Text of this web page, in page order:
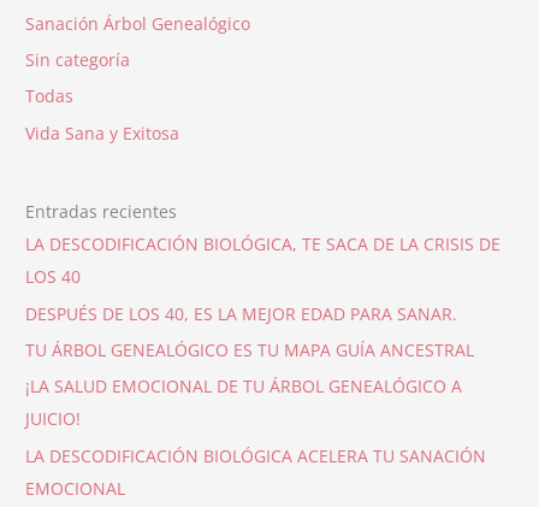
Sanación Árbol Genealógico
Sin categoría
Todas
Vida Sana y Exitosa
Entradas recientes
LA DESCODIFICACIÓN BIOLÓGICA, TE SACA DE LA CRISIS DE
LOS 40
DESPUÉS DE LOS 40, ES LA MEJOR EDAD PARA SANAR.
TU ÁRBOL GENEALÓGICO ES TU MAPA GUÍA ANCESTRAL
¡LA SALUD EMOCIONAL DE TU ÁRBOL GENEALÓGICO A
JUICIO!
LA DESCODIFICACIÓN BIOLÓGICA ACELERA TU SANACIÓN
EMOCIONAL